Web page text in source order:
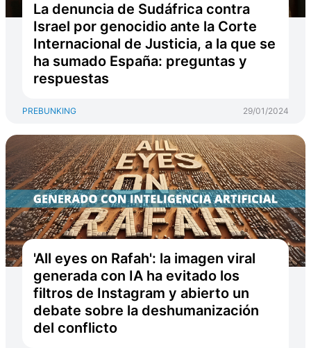
La denuncia de Sudáfrica contra
Israel por genocidio ante la Corte
Internacional de Justicia, a la que se
ha sumado España: preguntas y
respuestas
PREBUNKING 29/01/2024
'All eyes on Rafah': la imagen viral
generada con IA ha evitado los
filtros de Instagram y abierto un
debate sobre la deshumanización
del conflicto